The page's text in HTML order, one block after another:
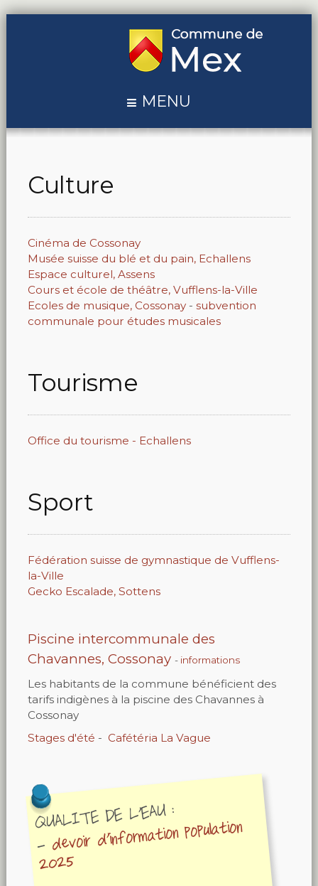
MENU
Culture
Cinéma de Cossonay
Musée suisse du blé et du pain, Echallens
Espace culturel, Assens
Cours et école de théâtre, Vufflens-la-Ville
Ecoles de musique, Cossonay- subvention
communale pour études musicales
Tourisme
Office du tourisme - Echallens
Sport
Fédération suisse de gymnastique de Vufflens-
la-Ville
Gecko Escalade, Sottens
Piscine intercommunale des
Chavannes, Cossonay - informations
Les habitants de la commune bénéficient des
tarifs indigènes à la piscine des Chavannes à
Cossonay
Stages d'été - Cafétéria La Vague
QUALITE DE L'EAU :
-devoir d'information population
2025